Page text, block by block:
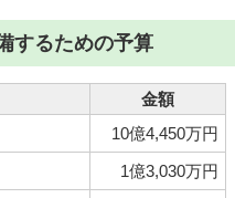
するための予算
金額
10億4,450万円
1億3,030万円